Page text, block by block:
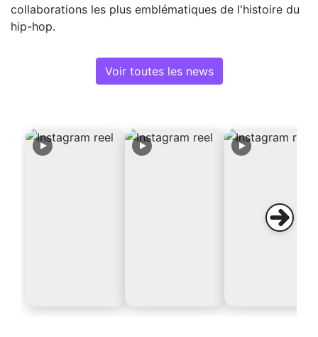
collaborations les plus emblématiques de l'histoire du
hip-hop.
Voir toutes les news